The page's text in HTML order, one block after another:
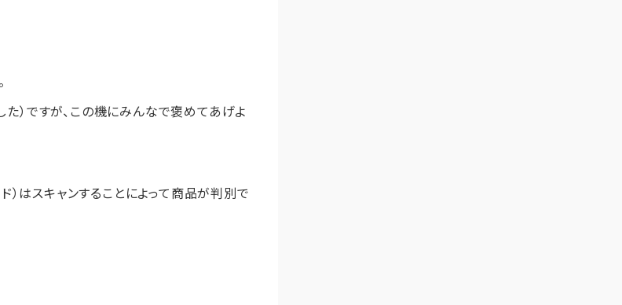
）ですが、この機にみんなで褒めてあげよ
）はスキャンすることによって商品が判別で